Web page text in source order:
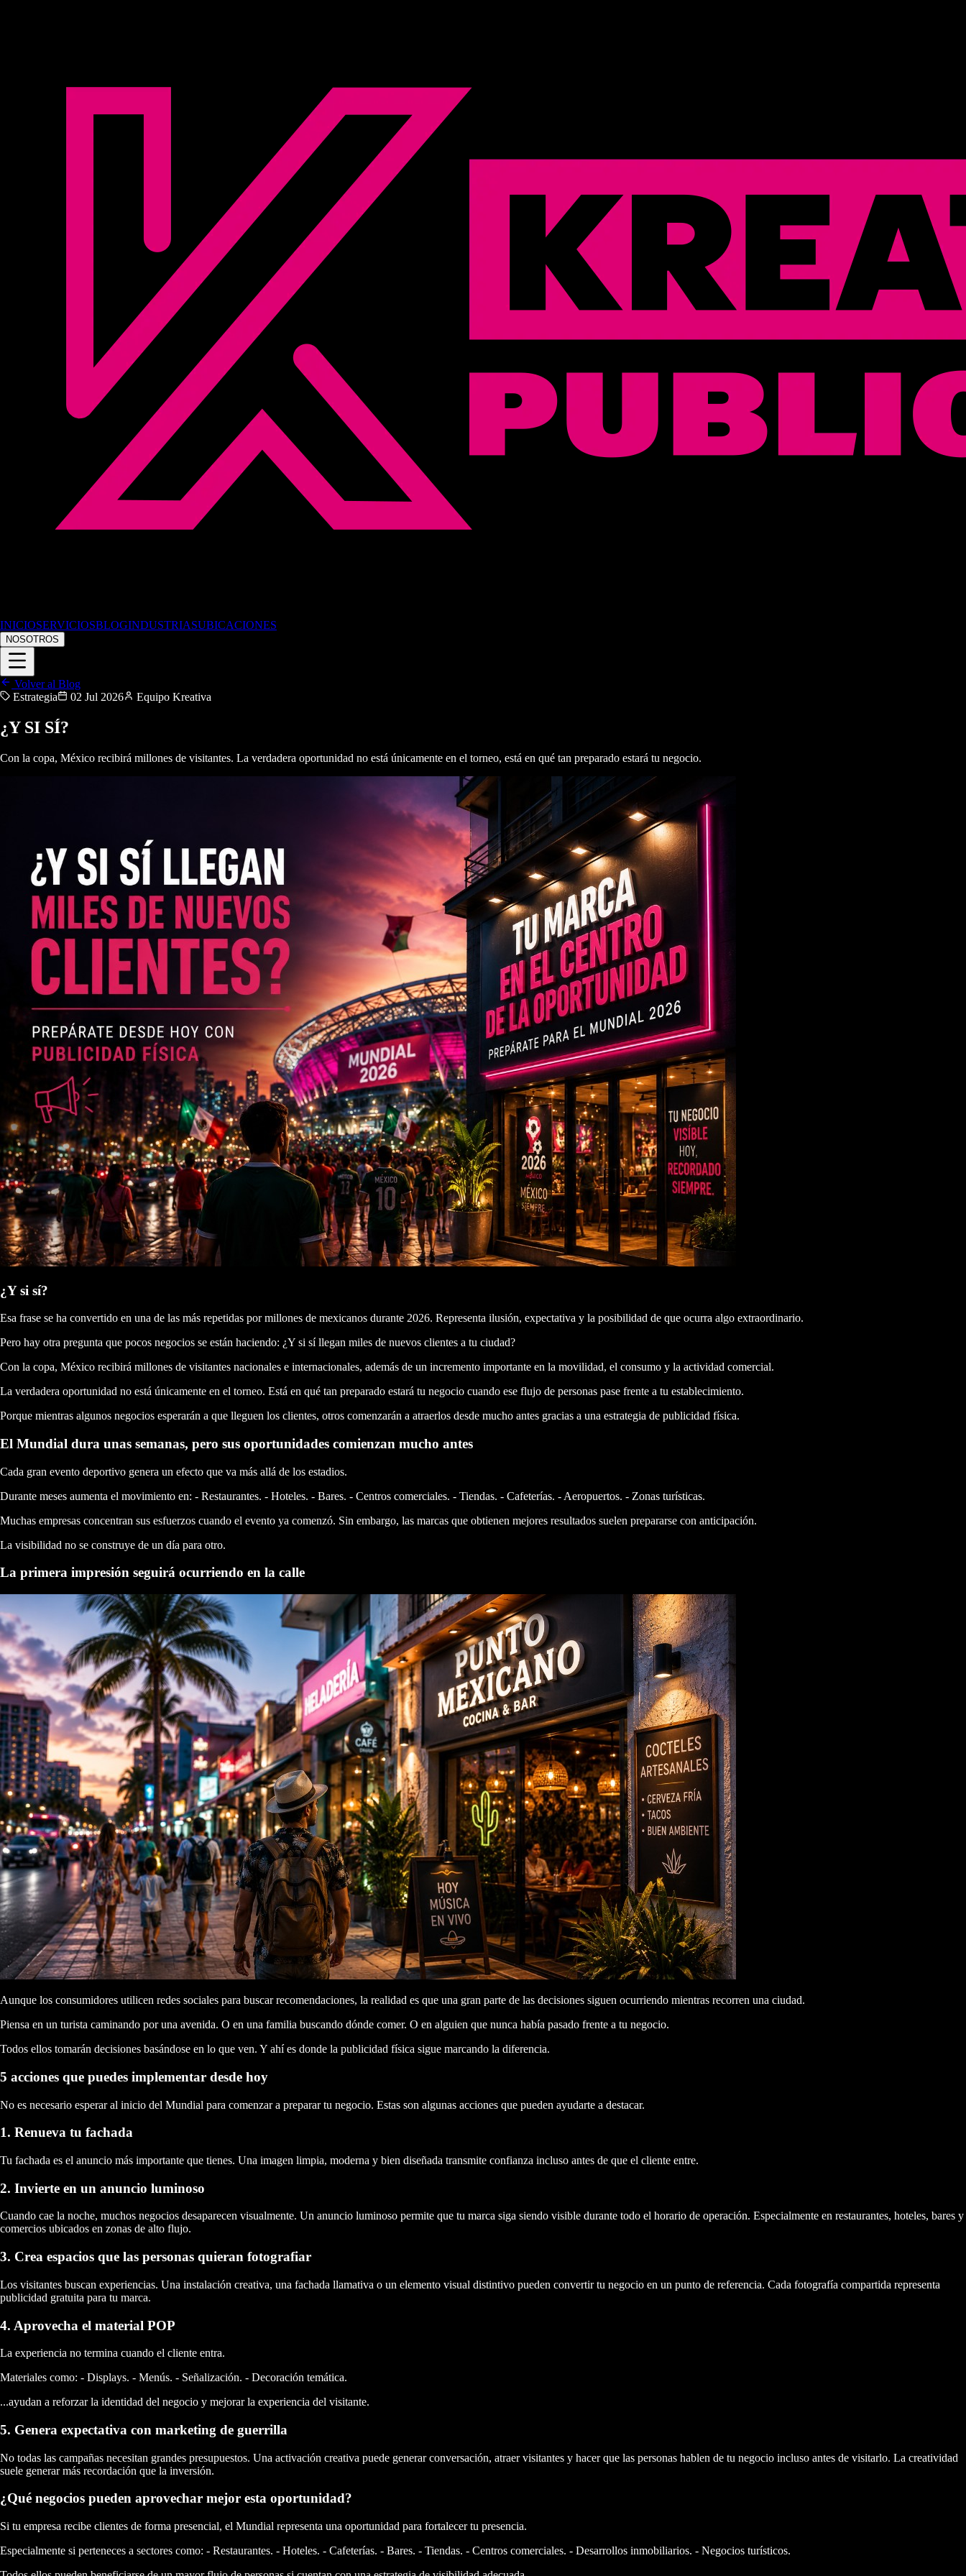
INICIOSERVICIOSBLOGINDUSTRIASUBICACIONES
NOSOTROS
Volver al Blog
Estrategia
02 Jul 2026 Equipo Kreativa
¿Y SI SÍ?
Con la copa, México recibirá millones de visitantes. La verdadera oportunidad no está únicamente en el torneo, está en qué tan preparado estará tu negocio.
¿Y si sí?
Esa frase se ha convertido en una de las más repetidas por millones de mexicanos durante 2026. Representa ilusión, expectativa y la posibilidad de que ocurra algo extraordinario.
Pero hay otra pregunta que pocos negocios se están haciendo: ¿Y si sí llegan miles de nuevos clientes a tu ciudad?
Con la copa, México recibirá millones de visitantes nacionales e internacionales, además de un incremento importante en la movilidad, el consumo y la actividad comercial.
La verdadera oportunidad no está únicamente en el torneo. Está en qué tan preparado estará tu negocio cuando ese flujo de personas pase frente a tu establecimiento.
Porque mientras algunos negocios esperarán a que lleguen los clientes, otros comenzarán a atraerlos desde mucho antes gracias a una estrategia de publicidad física.
El Mundial dura unas semanas, pero sus oportunidades comienzan mucho antes
Cada gran evento deportivo genera un efecto que va más allá de los estadios.
Durante meses aumenta el movimiento en: - Restaurantes. - Hoteles. - Bares. - Centros comerciales. - Tiendas. - Cafeterías. - Aeropuertos. - Zonas turísticas.
Muchas empresas concentran sus esfuerzos cuando el evento ya comenzó. Sin embargo, las marcas que obtienen mejores resultados suelen prepararse con anticipación.
La visibilidad no se construye de un día para otro.
La primera impresión seguirá ocurriendo en la calle
Aunque los consumidores utilicen redes sociales para buscar recomendaciones, la realidad es que una gran parte de las decisiones siguen ocurriendo mientras recorren una ciudad.
Piensa en un turista caminando por una avenida. O en una familia buscando dónde comer. O en alguien que nunca había pasado frente a tu negocio.
Todos ellos tomarán decisiones basándose en lo que ven. Y ahí es donde la publicidad física sigue marcando la diferencia.
5 acciones que puedes implementar desde hoy
No es necesario esperar al inicio del Mundial para comenzar a preparar tu negocio. Estas son algunas acciones que pueden ayudarte a destacar.
1. Renueva tu fachada
Tu fachada es el anuncio más importante que tienes. Una imagen limpia, moderna y bien diseñada transmite confianza incluso antes de que el cliente entre.
2. Invierte en un anuncio luminoso
Cuando cae la noche, muchos negocios desaparecen visualmente. Un anuncio luminoso permite que tu marca siga siendo visible durante todo el horario de operación. Especialmente en restaurantes, hoteles, bares y
comercios ubicados en zonas de alto flujo.
3. Crea espacios que las personas quieran fotografiar
Los visitantes buscan experiencias. Una instalación creativa, una fachada llamativa o un elemento visual distintivo pueden convertir tu negocio en un punto de referencia. Cada fotografía compartida representa
publicidad gratuita para tu marca.
4. Aprovecha el material POP
La experiencia no termina cuando el cliente entra.
Materiales como: - Displays. - Menús. - Señalización. - Decoración temática.
...ayudan a reforzar la identidad del negocio y mejorar la experiencia del visitante.
5. Genera expectativa con marketing de guerrilla
No todas las campañas necesitan grandes presupuestos. Una activación creativa puede generar conversación, atraer visitantes y hacer que las personas hablen de tu negocio incluso antes de visitarlo. La creatividad
suele generar más recordación que la inversión.
¿Qué negocios pueden aprovechar mejor esta oportunidad?
Si tu empresa recibe clientes de forma presencial, el Mundial representa una oportunidad para fortalecer tu presencia.
Especialmente si perteneces a sectores como: - Restaurantes. - Hoteles. - Cafeterías. - Bares. - Tiendas. - Centros comerciales. - Desarrollos inmobiliarios. - Negocios turísticos.